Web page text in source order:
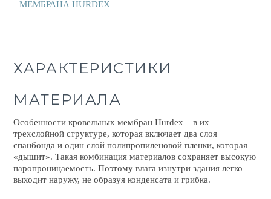
МЕМБРАНА HURDEX
ХАРАКТЕРИСТИКИ
МАТЕРИАЛА
Особенности кровельных мембран Hurdex – в их
трехслойной структуре, которая включает два слоя
спанбонда и один слой полипропиленовой пленки, которая
«дышит». Такая комбинация материалов сохраняет высокую
паропроницаемость. Поэтому влага изнутри здания легко
выходит наружу, не образуя конденсата и грибка.